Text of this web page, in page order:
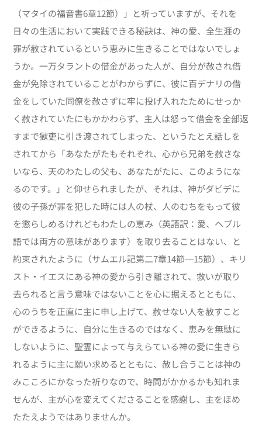
（マタイの福音書6章12節）」と祈っていますが、それを
日々の生活において実践できる秘訣は、神の愛、全生涯の
罪が赦されているという恵みに生きることではないでしょ
うか。一万タラントの借金があった人が、自分が赦され借
金が免除されていることがわからずに、彼に百デナリの借
金をしていた同僚を赦さずに牢に投げ入れたためにせっか
く赦されていたにもかかわらず、主人は怒って借金を全部返
すまで獄吏に引き渡されてしまった、というたとえ話しを
されてから「あなたがたもそれぞれ、心から兄弟を赦さな
いなら、天のわたしの父も、あなたがたに、このようにな
るのです。」と仰せられましたが、それは、神がダビデに
彼の子孫が罪を犯した時には人の杖、人のむちをもって彼
を懲らしめるけれどもわたしの恵み（英語訳：愛、ヘブル
語では両方の意味があります）を取り去ることはない、と
約束されたように（サムエル記第二7章14節―15節）、キリ
スト・イエスにある神の愛から引き離されて、救いが取り
去られると言う意味ではないことを心に据えるとともに、
心のうちを正直に主に申し上げて、赦せない人を赦すこと
ができるように、自分に生きるのではなく、恵みを無駄に
しないように、聖霊によって与えらている神の愛に生きら
れるように主に願い求めるとともに、赦し合うことは神の
みこころにかなった祈りなので、時間がかかるかも知れま
せんが、主が心を変えてくださることを感謝し、主をほめ
たたえようではありませんか。